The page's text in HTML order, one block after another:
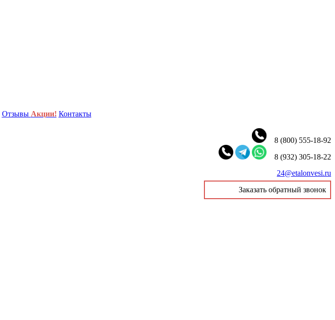
Отзывы Акции! Контакты
8 (800) 555-18-92
8 (932) 305-18-22
24@etalonvesi.ru
Заказать обратный звонок